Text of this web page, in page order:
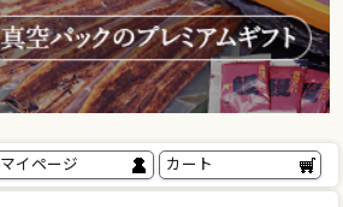
マイページ カート